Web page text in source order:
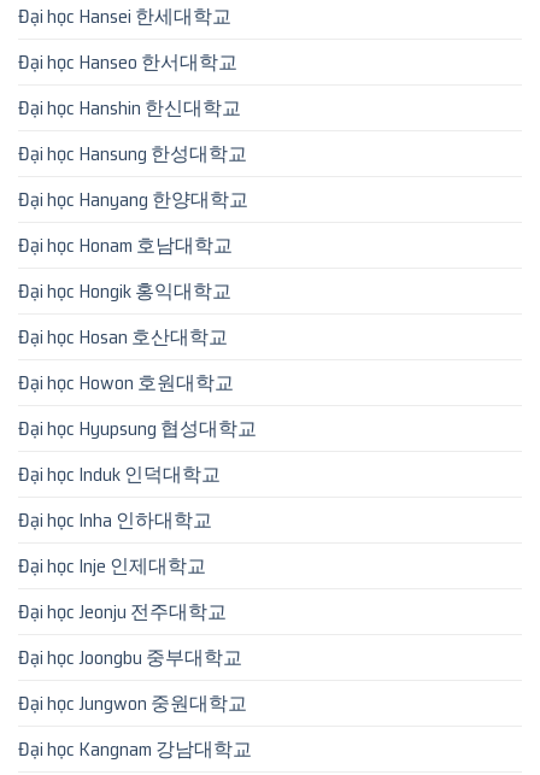
Đại học Hansei 한세대학교
Đại học Hanseo 한서대학교
Đại học Hanshin 한신대학교
Đại học Hansung 한성대학교
Đại học Hanyang 한양대학교
Đại học Honam 호남대학교
Đại học Hongik 홍익대학교
Đại học Hosan 호산대학교
Đại học Howon 호원대학교
Đại học Hyupsung 협성대학교
Đại học Induk 인덕대학교
Đại học Inha 인하대학교
Đại học Inje 인제대학교
Đại học Jeonju 전주대학교
Đại học Joongbu 중부대학교
Đại học Jungwon 중원대학교
Đại học Kangnam 강남대학교